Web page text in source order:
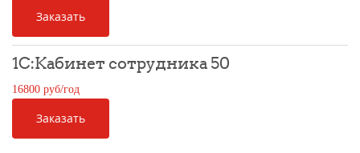
Заказать
1С:Кабинет сотрудника 50
16800 руб/год
Заказать